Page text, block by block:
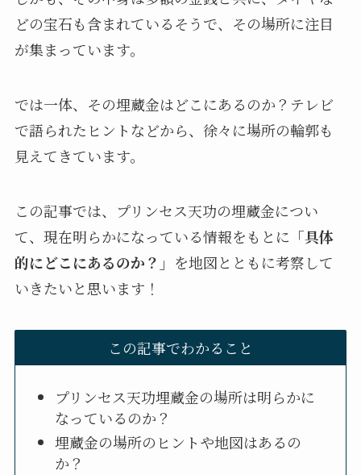
どの宝石も含まれているそうで、その場所に注目
が集まっています。
では一体、その埋蔵金はどこにあるのか？テレビ
で語られたヒントなどから、徐々に場所の輪郭も
見えてきています。
この記事では、プリンセス天功の埋蔵金につい
て、現在明らかになっている情報をもとに 「具体
的にどこにあるのか？」 を地図とともに考察して
いきたいと思います！
この記事でわかること
プリンセス天功埋蔵金の場所は明らかに
なっているのか？
埋蔵金の場所のヒントや地図はあるの
か？